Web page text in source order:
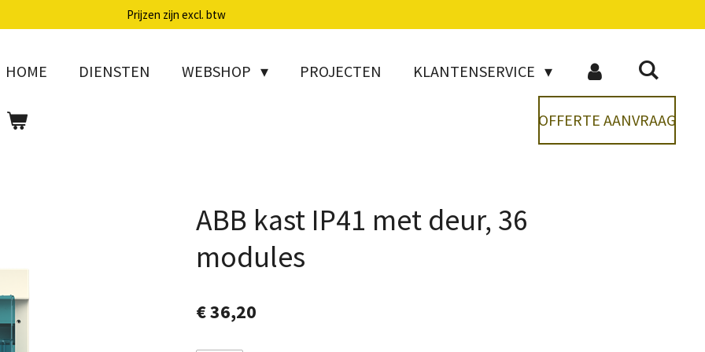
Prijzen zijn excl. btw
HOME DIENSTEN WEBSHOP PROJECTEN KLANTENSERVICE
OFFERTE AANVRAAG
ABB kast IP41 met deur, 36
modules
€ 36,20